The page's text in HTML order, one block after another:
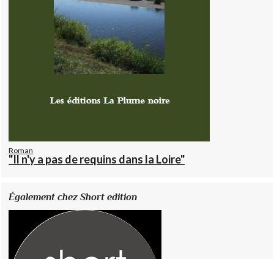
Roman
"Il n'y a pas de requins dans la Loire"
Également chez Short edition